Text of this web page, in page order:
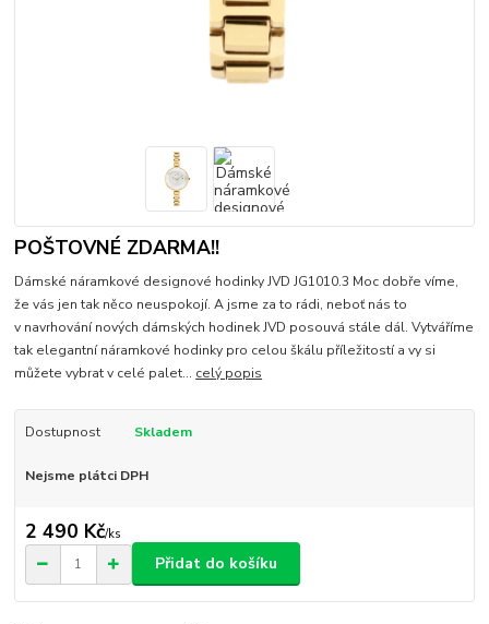
POŠTOVNÉ ZDARMA!!
Dámské náramkové designové hodinky JVD JG1010.3 Moc dobře víme,
že vás jen tak něco neuspokojí. A jsme za to rádi, neboť nás to
v navrhování nových dámských hodinek JVD posouvá stále dál. Vytváříme
tak elegantní náramkové hodinky pro celou škálu příležitostí a vy si
můžete vybrat v celé palet... celý popis
Dostupnost Skladem
Nejsme plátci DPH
2 490 Kč/ks
Přidat do košíku